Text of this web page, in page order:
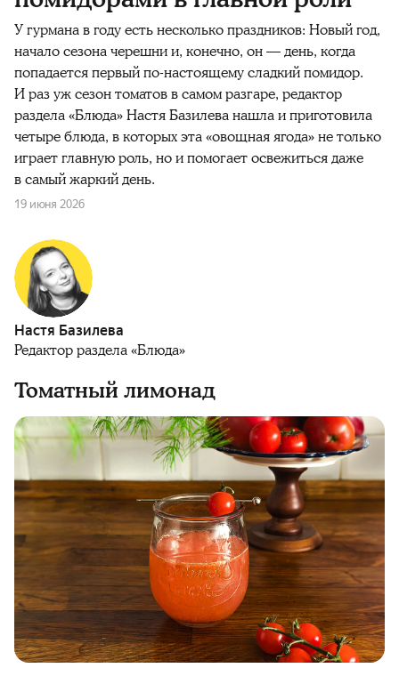
У гурмана в году есть несколько праздников: Новый год,
начало сезона черешни и, конечно, он — день, когда
попадается первый по-настоящему сладкий помидор.
И раз уж сезон томатов в самом разгаре, редактор
раздела «Блюда» Настя Базилева нашла и приготовила
четыре блюда, в которых эта «овощная ягода» не только
играет главную роль, но и помогает освежиться даже
в самый жаркий день.
19 июня 2026
Настя Базилева
Редактор раздела «Блюда»
Томатный лимонад